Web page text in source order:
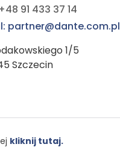
91 433 37 14
partner@dante.com.pl
1/5
Szczecin
kliknij tutaj.